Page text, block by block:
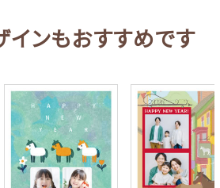
インもおすすめです